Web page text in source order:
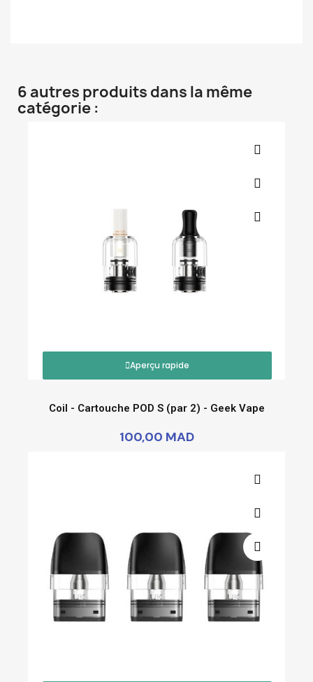
6 autres produits dans la même
catégorie :
Aperçu rapide
Coil - Cartouche POD S (par 2) - Geek Vape
100,00 MAD